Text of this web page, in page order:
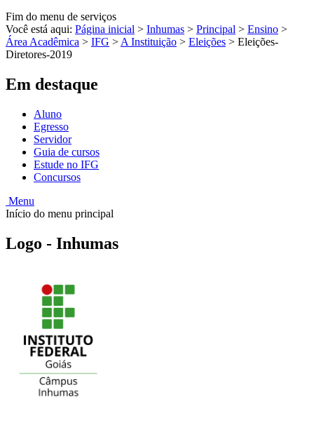
Fim do menu de serviços
Você está aqui: Página inicial > Inhumas > Principal > Ensino >
Área Acadêmica > IFG >A Instituição > Eleições > Eleições-
Diretores-2019
Em destaque
Aluno
Egresso
Servidor
Guia de cursos
Estude no IFG
Concursos
Menu
Início do menu principal
Logo - Inhumas